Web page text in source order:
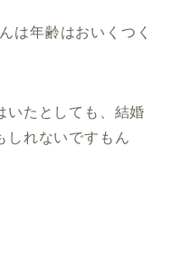
は年齢はおいくつく
いたとしても、結婚
しれないですもん